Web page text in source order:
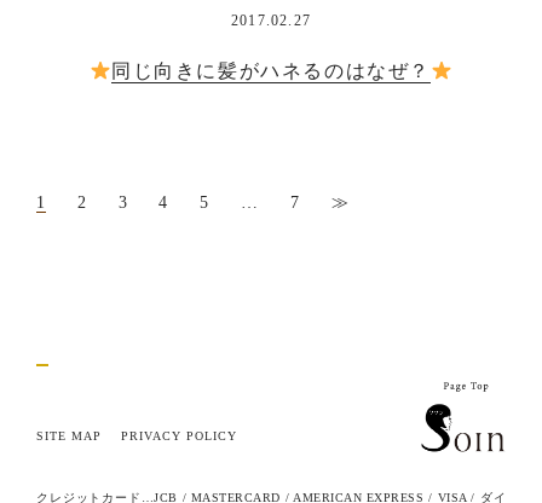
2017.02.27
同じ向きに髪がハネるのはなぜ？
1 2 3 4 5 … 7 ≫
SITE MAP PRIVACY POLICY
クレジットカード…JCB / MASTERCARD / AMERICAN EXPRESS / VISA / ダイ